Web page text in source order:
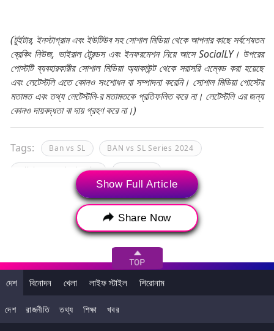
(টুইটার, ইনস্টাগ্রাম এবং ইউটিউব সহ সোশাল মিডিয়া থেকে আপনার কাছে সর্বশেষতম
ব্রেকিং নিউজ, ভাইরাল ট্রেন্ডস এবং ইনফরমেশন নিয়ে আসে SocialLY। উপরের
পোস্টটি ব্যবহারকারীর সোশাল মিডিয়া অ্যাকাউন্ট থেকে সরাসরি এম্বেড করা হয়েছে
এবং লেটেস্টলি এতে কোনও সংশোধন বা সম্পাদনা করেনি। সোশাল মিডিয়া পোস্টের
মতামত এবং তথ্য লেটেস্টলি-র মতামতকে প্রতিফলিত করে না। লেটেস্টলি এর জন্য
কোনও দায়বদ্ধতা বা দায় গ্রহণ করে না।)
Tags: Ban vs SL BAN vs SL Series 2024
Dilshan Madushanka IPL 2024
Mumbai Indians আইপিএল ২০২৪ দিলশান মাদুশঙ্কা
শ্রীলঙ্কা বনাম বাংলাদেশ
Show Full Article
Share Now
দেশ বিনোদন খেলা লাইফ স্টাইল শিরোনাম
দেশ রাজনীতি তথ্য শিক্ষা খবর